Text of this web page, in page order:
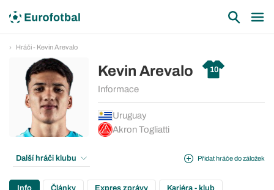
Hráči - Kevin Arevalo
Kevin Arevalo 10
Informace
Uruguay
Akron Togliatti
Přidat hráče do záložek
Další hráči klubu
Info Články Expres zprávy Kariéra - klub